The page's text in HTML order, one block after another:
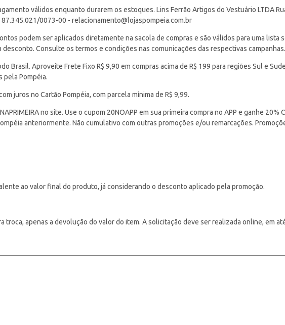
válidos enquanto durarem os estoques. Lins Ferrão Artigos do Vestuário LTDA
87.345.021/0073-00 - relacionamento@lojaspompeia.com.br
podem ser aplicados diretamente na sacola de compras e são válidos para uma lista
Consulte os termos e condições nas comunicações das respectivas campanhas.
Brasil. Aproveite Frete Fixo R$ 9,90 em compras acima de R$ 199 para regiões Sul e
pela Pompéia.
juros no Cartão Pompéia, com parcela mínima de R$ 9,99.
no site. Use o cupom 20NOAPP em sua primeira compra no APP e ganhe 20%
anteriormente. Não cumulativo com outras promoções e/ou remarcações.
ao valor final do produto, já considerando o desconto aplicado pela promoção.
apenas a devolução do valor do item. A solicitação deve ser realizada online, em